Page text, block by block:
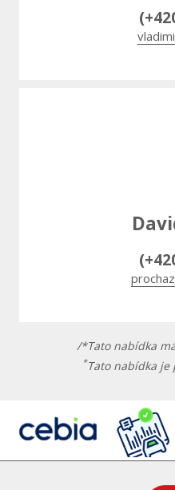
/*Tato nabídka
*Tato nabídka je